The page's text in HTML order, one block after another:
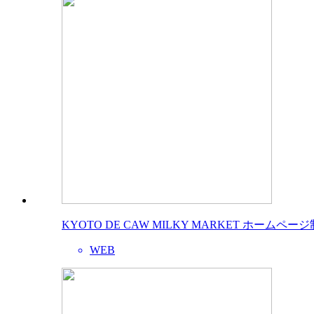
KYOTO DE CAW MILKY MARKET ホームページ
WEB